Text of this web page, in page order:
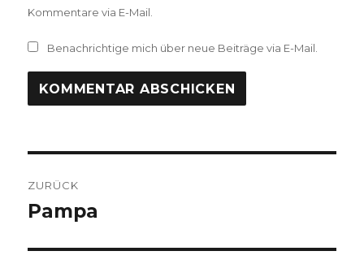
Kommentare via E-Mail.
Benachrichtige mich über neue Beiträge via E-Mail.
ZURÜCK
Vorheriger
Pampa